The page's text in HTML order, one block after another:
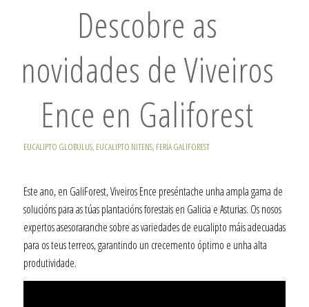
Descobre as
novidades de Viveiros
Ence en Galiforest
EUCALIPTO GLOBULUS, EUCALIPTO NITENS, FERIA GALIFOREST
Este ano, en GaliForest, Viveiros Ence preséntache unha ampla gama de
solucións para as túas plantacións forestais en Galicia e Asturias. Os nosos
expertos asesoraranche sobre as variedades de eucalipto máis adecuadas
para os teus terreos, garantindo un crecemento óptimo e unha alta
produtividade.